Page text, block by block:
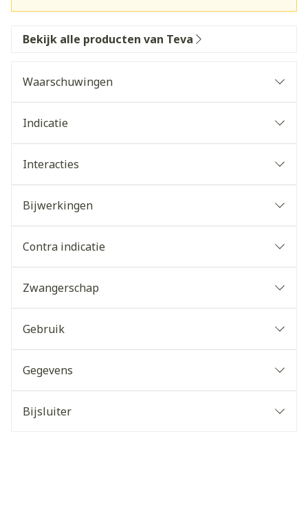
Bekijk alle producten van Teva
Waarschuwingen
Indicatie
Interacties
Bijwerkingen
Contra indicatie
Zwangerschap
Gebruik
Gegevens
Bijsluiter